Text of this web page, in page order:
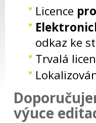
Licence
odkaz ke
Trvalá
výuce